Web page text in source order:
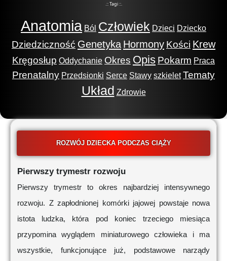
.:: Tagi ::.
Anatomia Ból Człowiek Dzieci Dziecko
Dziedziczność Genetyka Hormony Kości Krew
Kręgosłup Oddychanie Okres Opis Pokarm Praca
Prenatalny Przedsionki Serce Stawy szkielet Tematy
Układ Zdrowie
ROZWÓJ DZIECKA PODCZAS CIĄŻY
Pierwszy trymestr rozwoju
Pierwszy trymestr to okres najbardziej intensywnego
rozwoju. Z zapłodnionej komórki jajowej powstaje nowa
istota ludzka, która pod koniec trzeciego miesiąca
przypomina wyglądem miniaturowego człowieka i ma
wszystkie, funkcjonujące już, podstawowe narządy